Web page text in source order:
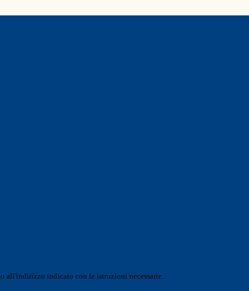
all'indirizzo indicato con le istruzioni necessarie.